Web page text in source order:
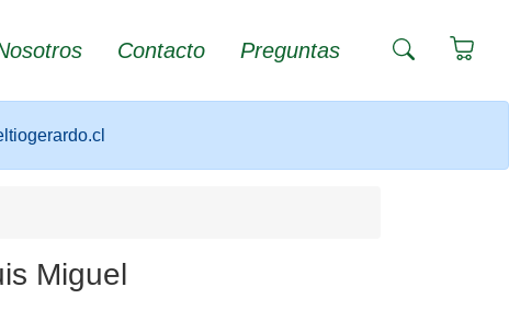
Contacto Preguntas
Miguel